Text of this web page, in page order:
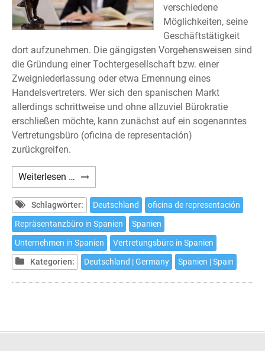
verschiedene
Möglichkeiten, seine
Geschäftstätigkeit
dort aufzunehmen. Die gängigsten Vorgehensweisen sind
die Gründung einer Tochtergesellschaft bzw. einer
Zweigniederlassung oder etwa Ernennung eines
Handelsvertreters. Wer sich den spanischen Markt
allerdings schrittweise und ohne allzuviel Bürokratie
erschließen möchte, kann zunächst auf ein sogenanntes
Vertretungsbüro (oficina de representación)
zurückgreifen.
Weiterlesen … Das
Vertretungsbüro
in
Spanien
Schlagwörter: Deutschland
oficina de representación
Repräsentanzbüro in Spanien
Spanien
Unternehmen in Spanien
Vertretungsbüro in Spanien
Kategorien:
Deutschland | Germany Spanien | Spain